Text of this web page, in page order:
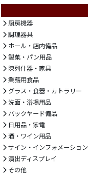
厨房機器
調理器具
ホール・店内備品
製菓・パン用品
陳列什器・家具
業務用食品
グラス・食器・カトラリー
洗面・浴場用品
バックヤード備品
日用品・家電
酒・ワイン用品
サイン・インフォメーション
演出ディスプレイ
その他